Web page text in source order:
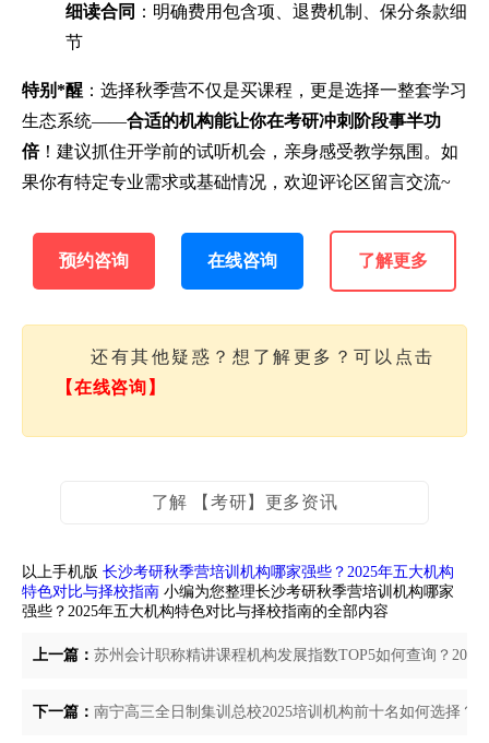
细读合同 ：明确费用包含项、退费机制、保分条款细
节
特别*醒 ：选择秋季营不仅是买课程，更是选择一整套学习
生态系统——合适的机构能让你在考研冲刺阶段事半功
倍！建议抓住开学前的试听机会，亲身感受教学氛围。如
果你有特定专业需求或基础情况，欢迎评论区留言交流~
预约咨询 在线咨询 了解更多
还有其他疑惑？想了解更多？可以点击
【在线咨询】
了解 【考研】更多资讯
以上手机版 长沙考研秋季营培训机构哪家强些？2025年五大机构
特色对比与择校指南 小编为您整理长沙考研秋季营培训机构哪家
强些？2025年五大机构特色对比与择校指南的全部内容
上一篇： 苏州会计职称精讲课程机构发展指数TOP5如何查询？
下一篇： 南宁高三全日制集训总校2025培训机构前十名如何选择？